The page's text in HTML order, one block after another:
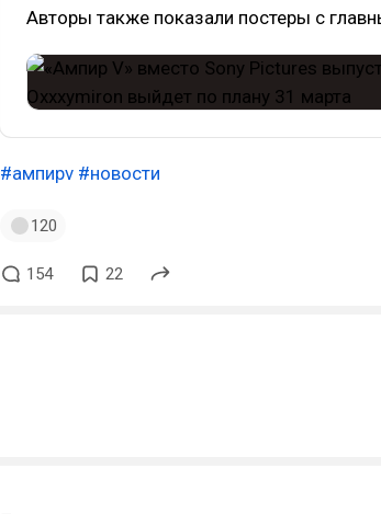
Авторы также показали постеры с
#ампирv #новости
120
154 22